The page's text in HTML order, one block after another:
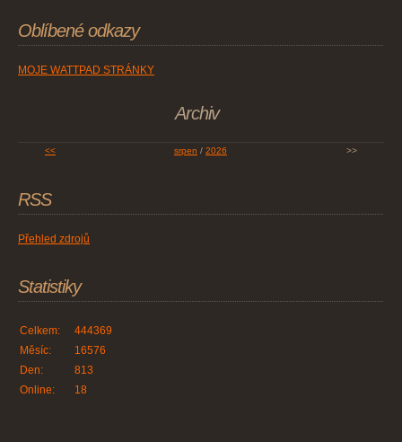
Oblíbené odkazy
MOJE WATTPAD STRÁNKY
Archiv
<< srpen / 2026 >>
RSS
Přehled zdrojů
Statistiky
Online: 18
Celkem:
444369
Měsíc:
16576
Den:
813